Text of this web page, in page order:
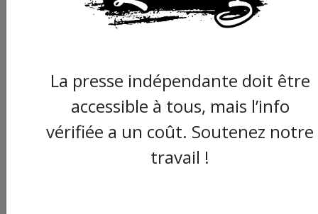
La presse indépendante doit être
accessible à tous, mais l’info
vérifiée a un coût. Soutenez notre
travail !